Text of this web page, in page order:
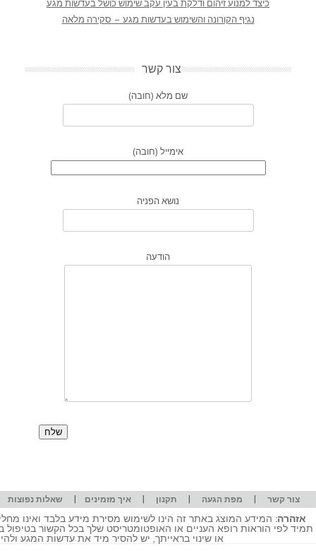
כיצד למנוע זיהום ודלקת בעין עקב שימוש כושל בעדשות מגע
נגיף הקורונה והשימוש בעדשות מגע – סקירה מלאה
צור קשר
שם מלא (חובה)
אימייל (חובה)
נושא הפניה
הודעה
צור קשר | מפת הגעה | תקנון |איך מזמינים | שאלות נפוצות
אזהרה: המידע המוצג באתר זה הינו לשימוש מסירת מידע בלבד ואינו
תמיד לפי הוראות רופא העניים או האופטומטריסט שלך בכל הקשור
או שינוי בראייתך, יש להסיר מיד את עדשות המגע